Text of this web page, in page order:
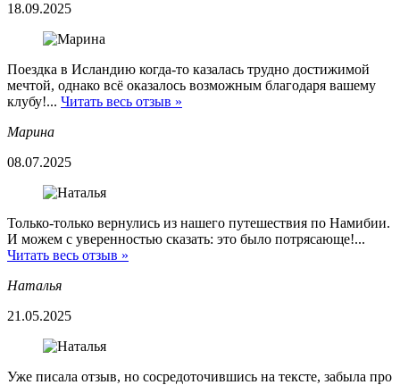
18.09.2025
Поездка в Исландию когда-то казалась трудно достижимой
мечтой, однако всё оказалось возможным благодаря вашему
клубу!... Читать весь отзыв »
Марина
08.07.2025
Только-только вернулись из нашего путешествия по Намибии.
И можем с уверенностью сказать: это было потрясающе!...
Читать весь отзыв »
Наталья
21.05.2025
Уже писала отзыв, но сосредоточившись на тексте, забыла про